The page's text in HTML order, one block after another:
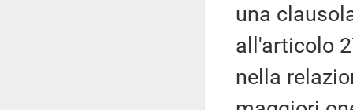
una
all'articolo
nella